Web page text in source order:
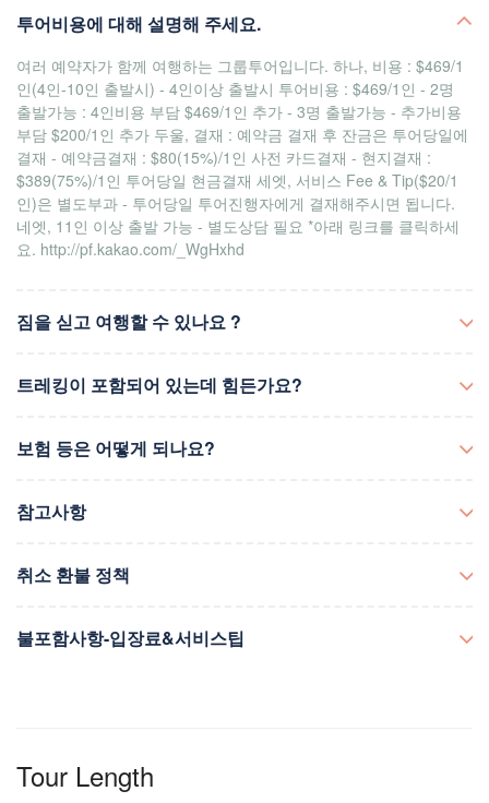
투어비용에 대해 설명해 주세요.
여러 예약자가 함께 여행하는 그룹투어입니다. 하나, 비용 : $469/1
인(4인-10인 출발시) - 4인이상 출발시 투어비용 : $469/1인 - 2명
출발가능 : 4인비용 부담 $469/1인 추가 - 3명 출발가능 - 추가비용
부담 $200/1인 추가 두울, 결재 : 예약금 결재 후 잔금은 투어당일에
결재 - 예약금결재 : $80(15%)/1인 사전 카드결재 - 현지결재 :
$389(75%)/1인 투어당일 현금결재 세엣, 서비스 Fee & Tip($20/1
인)은 별도부과 - 투어당일 투어진행자에게 결재해주시면 됩니다.
네엣, 11인 이상 출발 가능 - 별도상담 필요 *아래 링크를 클릭하세
요. http://pf.kakao.com/_WgHxhd
짐을 싣고 여행할 수 있나요 ?
소 이용($6~12/1개) *총 투어인원이 정해지면 짐보관 관련 안내 드
트레킹이 포함되어 있는데 힘든가요?
다.
보험 등은 어떻게 되나요?
Business Identification : #NV20181470282 네엣, Commercial
참고사항
습니다. 10명이하 프라이빗 투어입니다.(11명이상은 별도 문의) 트
분증(여권 등), 개인 상비약 등 베이비 카시트가 무료로 제공됩니다.
및 건강상태로 인한 사고는 이용자 본인의 책임입니다. 옵션투어는
취소 환불 정책
품입니다. 단, 투어 시작일로부터 2일(48시간) 이내는 적용되지 않
약금 결제시 1)여행시작 22일전까지 : 결제 금액 전액 환불 2)여행시
불포함사항-입장료&서비스팁
$60/1인(1인당 1일 $20) 앤틸로프 캐년 원주민가이드 서비스팁 :
$3/1인
Tour Length